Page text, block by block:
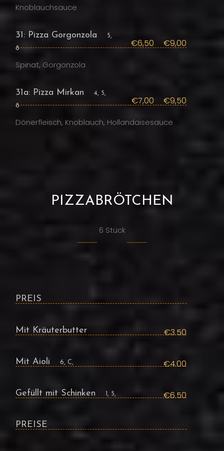
Knoblauchsauce
31: Pizza Gorgonzola
5,
8
€6,50 €9,00
Spinat, Gorgonzola
31a: Pizza Mirkan
4, 5,
8
€7,00 €9,50
Dönerfleisch, Knoblauch, Hollandaisesauce
PIZZABRÖTCHEN
6 Stück
PREIS
Mit Kräuterbutter €3.50
Mit Aioli 6, C, €4.00
Gefüllt mit Schinken 1, 5, €6.50
PREISE